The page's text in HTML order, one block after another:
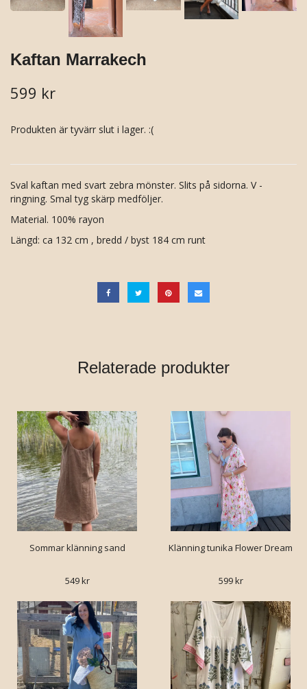
Kaftan Marrakech
599 kr
Produkten är tyvärr slut i lager. :(
Sval kaftan med svart zebra mönster. Slits på sidorna. V -
ringning. Smal tyg skärp medföljer.
Material. 100% rayon
Längd: ca 132 cm , bredd / byst 184 cm runt
Relaterade produkter
Sommar klänning sand
549 kr
Klänning tunika Flower Dream
599 kr